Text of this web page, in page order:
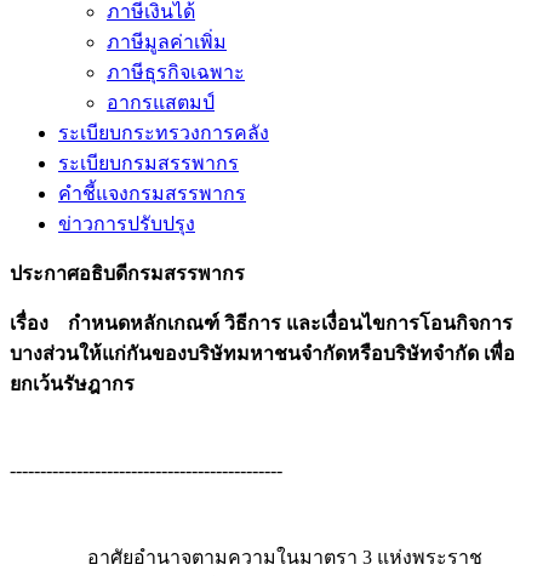
ภาษีเงินได้
ภาษีมูลค่าเพิ่ม
ภาษีธุรกิจเฉพาะ
อากรแสตมป์
ระเบียบกระทรวงการคลัง
ระเบียบกรมสรรพากร
คำชี้แจงกรมสรรพากร
ข่าวการปรับปรุง
ประกาศอธิบดีกรมสรรพากร
เรื่อง กำหนดหลักเกณฑ์ วิธีการ และเงื่อนไขการโอนกิจการ
บางส่วนให้แก่กันของบริษัทมหาชนจำกัดหรือบริษัทจำกัด เพื่อ
ยกเว้นรัษฎากร
---------------------------------------------
อาศัยอำนาจตามความในมาตรา 3 แห่งพระราช